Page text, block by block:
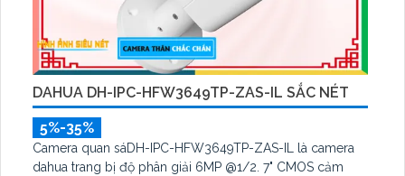
DAHUA DH-IPC-HFW3649TP-ZAS-IL SẮC NÉT
5%-35%
Camera quan sáDH-IPC-HFW3649TP-ZAS-IL là camera
dahua trang bị độ phân giải 6MP @1/2. 7" CMOS cảm